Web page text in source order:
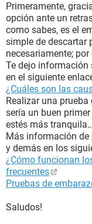
Primeramente,
opción ante un
como sabes, es el
simple de descartar
necesariamente;
Te dejo información
en el siguiente
¿Cuáles son las
Realizar una
sería un buen
estés más
Más información de
y demás en los
¿Cómo funcionan
frecuentes
Pruebas de
Saludos!